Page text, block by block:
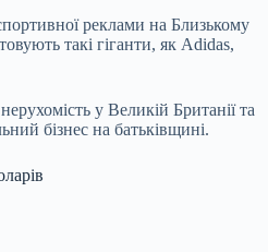
реклами на Близькому
такі гіганти, як Adidas,
у Великій Британії та
бізнес на батьківщині.